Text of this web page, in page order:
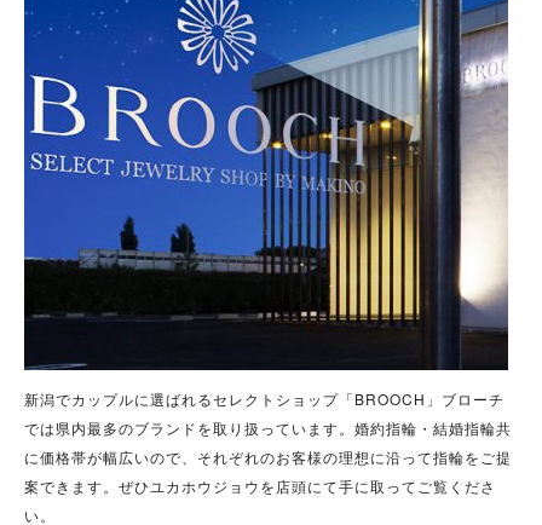
新潟でカップルに選ばれるセレクトショップ「BROOCH」ブローチ
では県内最多のブランドを取り扱っています。婚約指輪・結婚指輪共
に価格帯が幅広いので、それぞれのお客様の理想に沿って指輪をご提
案できます。ぜひユカホウジョウを店頭にて手に取ってご覧くださ
い。